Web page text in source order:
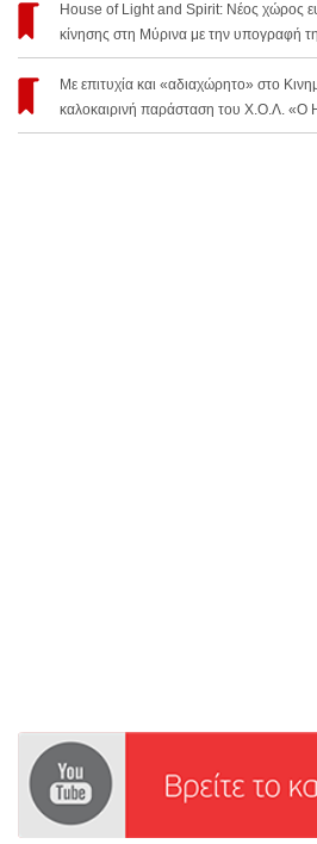
House of Light and Spirit: Νέος χώρος
κίνησης στη Μύρινα με την υπογραφή
Με επιτυχία και «αδιαχώρητο» στο
καλοκαιρινή παράσταση του Χ.Ο.Λ.